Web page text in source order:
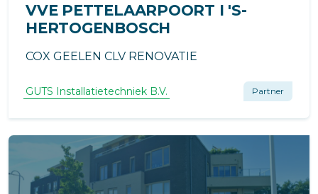
VVE PETTELAARPOORT I 'S-
HERTOGENBOSCH
COX GEELEN CLV RENOVATIE
GUTS Installatietechniek B.V. Partner